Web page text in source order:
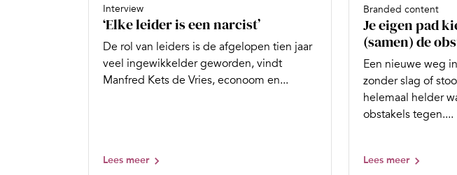
Interview
‘Elke leider is een narcist’
De rol van leiders is de afgelopen tien jaar
veel ingewikkelder geworden, vindt
Manfred Kets de Vries, econoom en...
Lees meer
Branded content
Je eigen pad
(samen) de
Een nieuwe weg
zonder slag of
helemaal helder
obstakels tegen....
Lees meer